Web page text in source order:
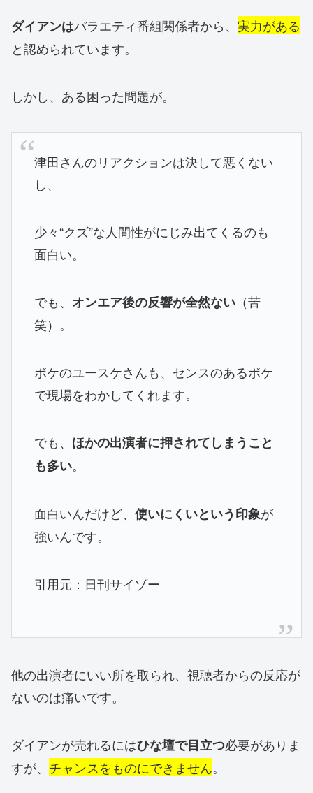
ダイアンはバラエティ番組関係者から、 実力がある
と認められています。
しかし、ある困った問題が。
津田さんのリアクションは決して悪くない
し、
少々“クズ”な人間性がにじみ出てくるのも
面白い。
でも、 オンエア後の反響が全然ない （苦
笑）。
ボケのユースケさんも、センスのあるボケ
で現場をわかしてくれます。
でも、 ほかの出演者に押されてしまうこと
も多い。
面白いんだけど、使いにくいという印象が
強いんです。
引用元：日刊サイゾー
他の出演者にいい所を取られ、視聴者からの反応が
ないのは痛いです。
ダイアンが売れるにはひな壇で目立つ必要がありま
すが、 チャンスをものにできません。